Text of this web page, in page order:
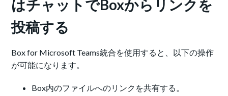
はチャットでBoxからリンクを
投稿する
Box for Microsoft Teams統合を使用すると、以下の操作
が可能になります。
Box内のファイルへのリンクを共有する。